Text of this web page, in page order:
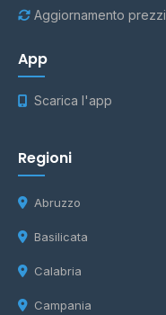
Aggiornamento prezzi
App
Scarica l'app
Regioni
Abruzzo
Basilicata
Calabria
Campania